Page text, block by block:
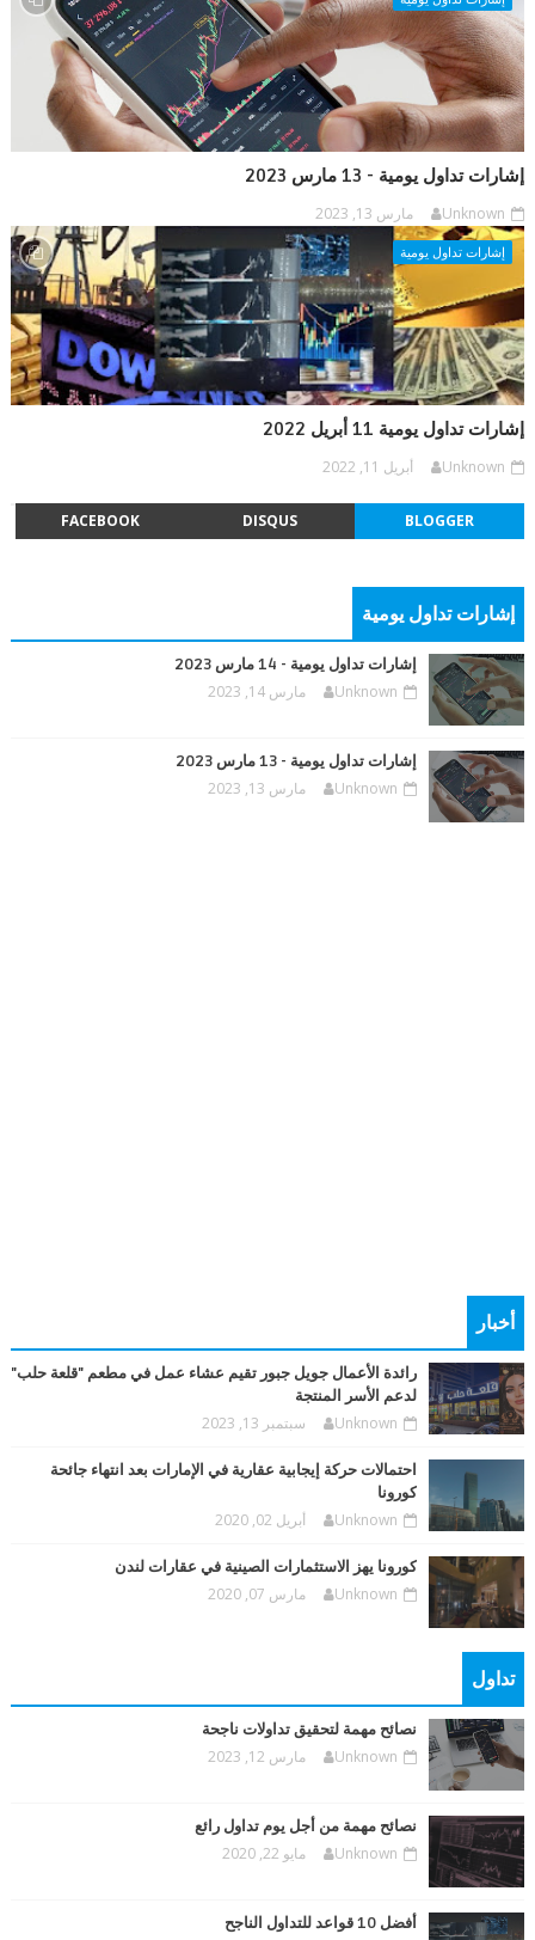
إشارات تداول يومية - 13 مارس 2023
Unknown مارس 13, 2023
إشارات تداول يومية
إشارات تداول يومية 11 أبريل 2022
Unknown أبريل 11, 2022
BLOGGER
DISQUS
FACEBOOK
إشارات تداول يومية
إشارات تداول يومية - 14 مارس 2023
Unknown مارس 14, 2023
إشارات تداول يومية - 13 مارس 2023
Unknown مارس 13, 2023
أخبار
رائدة الأعمال جويل جبور تقيم عشاء عمل في مطعم "قلعة حلب"
لدعم الأسر المنتجة
Unknown سبتمبر 13, 2023
احتمالات حركة إيجابية عقارية في الإمارات بعد انتهاء جائحة
كورونا
Unknown أبريل 02, 2020
كورونا يهز الاستثمارات الصينية في عقارات لندن
Unknown مارس 07, 2020
تداول
نصائح مهمة لتحقيق تداولات ناجحة
Unknown مارس 12, 2023
نصائح مهمة من أجل يوم تداول رائع
Unknown مايو 22, 2020
أفضل 10 قواعد للتداول الناجح